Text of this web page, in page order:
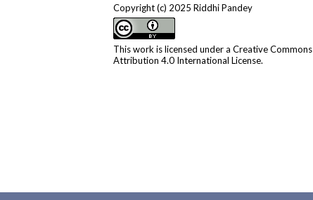
Copyright (c) 2025 Riddhi Pandey
This work is licensed under aCreative Commons
Attribution 4.0 International License.